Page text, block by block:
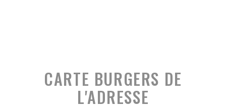
CARTE BURGERS DE
L'ADRESSE